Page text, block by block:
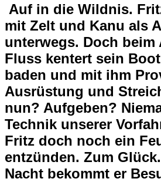
Auf in die Wildnis.
mit Zelt und Kanu als
unterwegs. Doch beim
Fluss kentert sein
baden und mit ihm
Ausrüstung und
nun? Aufgeben?
Technik unserer
Fritz doch noch ein
entzünden. Zum
Nacht bekommt er